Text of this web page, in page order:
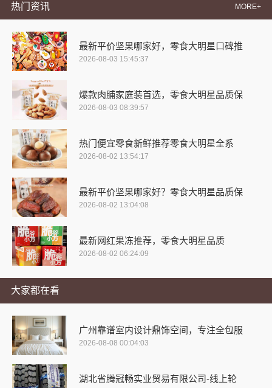
热门资讯 MORE+
最新平价坚果哪家好，零食大明星口碑推
2026-08-03 15:45:37
爆款肉脯家庭装首选，零食大明星品质保
2026-08-03 08:39:57
热门便宜零食新鲜推荐零食大明星全系
2026-08-02 13:54:17
最新平价坚果哪家好？零食大明星品质保
2026-08-02 13:04:08
最新网红果冻推荐，零食大明星品质
2026-08-02 06:24:09
大家都在看
广州靠谱室内设计鼎饰空间，专注全包服
2026-08-08 00:04:03
湖北省腾冠畅实业贸易有限公司-线上轮